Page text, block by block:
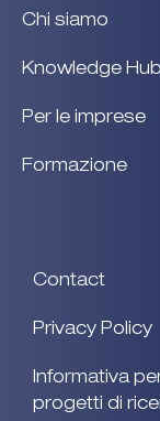
Chi siamo
Knowledge Hub
Per le imprese
Formazione
Contact
Privacy Policy
Informativa
progetti di